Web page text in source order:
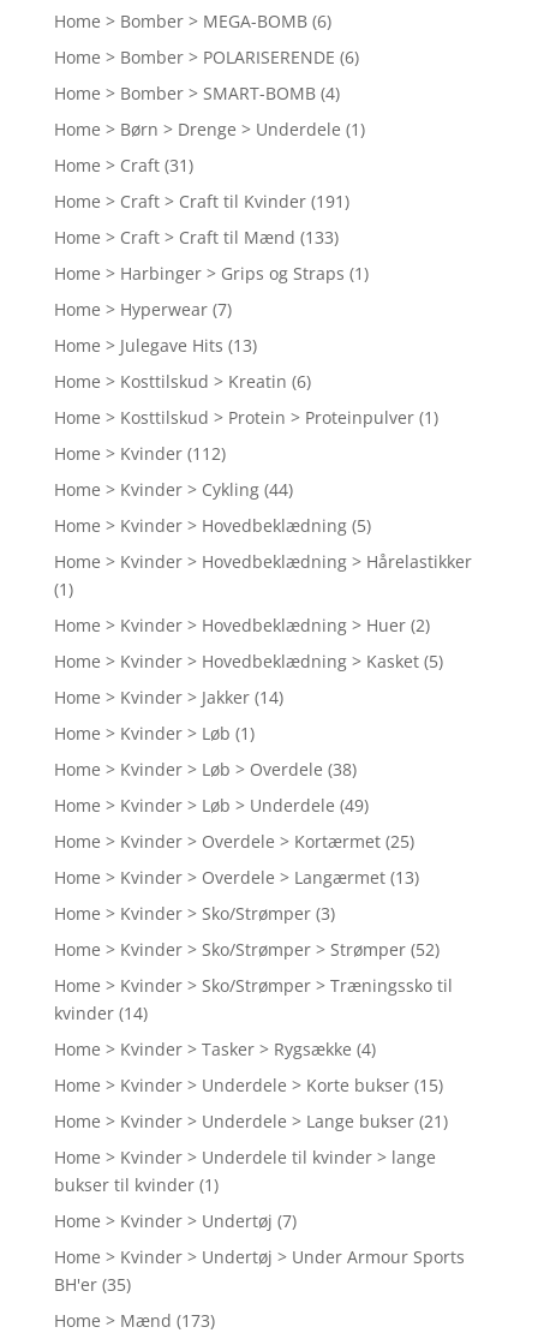
Home > Bomber > MEGA-BOMB (6)
Home > Bomber > POLARISERENDE (6)
Home > Bomber > SMART-BOMB (4)
Home > Børn > Drenge > Underdele (1)
Home > Craft (31)
Home > Craft > Craft til Kvinder (191)
Home > Craft > Craft til Mænd (133)
Home > Harbinger > Grips og Straps (1)
Home > Hyperwear (7)
Home > Julegave Hits (13)
Home > Kosttilskud > Kreatin (6)
Home > Kosttilskud > Protein > Proteinpulver (1)
Home > Kvinder (112)
Home > Kvinder > Cykling (44)
Home > Kvinder > Hovedbeklædning (5)
Home > Kvinder > Hovedbeklædning > Hårelastikker
(1)
Home > Kvinder > Hovedbeklædning > Huer (2)
Home > Kvinder > Hovedbeklædning > Kasket (5)
Home > Kvinder > Jakker (14)
Home > Kvinder > Løb (1)
Home > Kvinder > Løb > Overdele (38)
Home > Kvinder > Løb > Underdele (49)
Home > Kvinder > Overdele > Kortærmet (25)
Home > Kvinder > Overdele > Langærmet (13)
Home > Kvinder > Sko/Strømper (3)
Home > Kvinder > Sko/Strømper > Strømper (52)
Home > Kvinder > Sko/Strømper > Træningssko til
kvinder (14)
Home > Kvinder > Tasker > Rygsække (4)
Home > Kvinder > Underdele > Korte bukser (15)
Home > Kvinder > Underdele > Lange bukser (21)
Home > Kvinder > Underdele til kvinder > lange
bukser til kvinder (1)
Home > Kvinder > Undertøj (7)
Home > Kvinder > Undertøj > Under Armour Sports
BH'er (35)
Home > Mænd (173)